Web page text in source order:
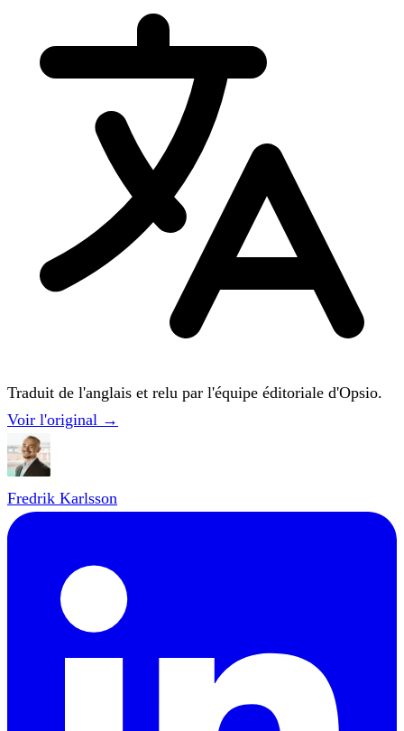
Traduit de l'anglais et relu par l'équipe éditoriale d'Opsio.
Voir l'original →
Fredrik Karlsson